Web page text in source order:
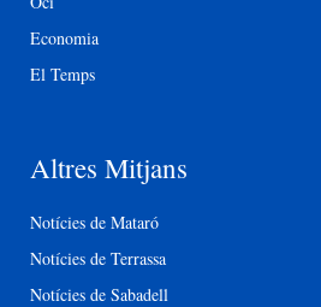
Economia
El Temps
Altres Mitjans
Notícies de Mataró
Notícies de Terrassa
Notícies de Sabadell